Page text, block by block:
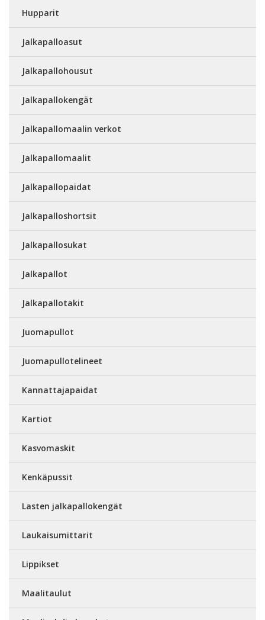
Hupparit
Jalkapalloasut
Jalkapallohousut
Jalkapallokengät
Jalkapallomaalin verkot
Jalkapallomaalit
Jalkapallopaidat
Jalkapalloshortsit
Jalkapallosukat
Jalkapallot
Jalkapallotakit
Juomapullot
Juomapullotelineet
Kannattajapaidat
Kartiot
Kasvomaskit
Kenkäpussit
Lasten jalkapallokengät
Laukaisumittarit
Lippikset
Maalitaulut